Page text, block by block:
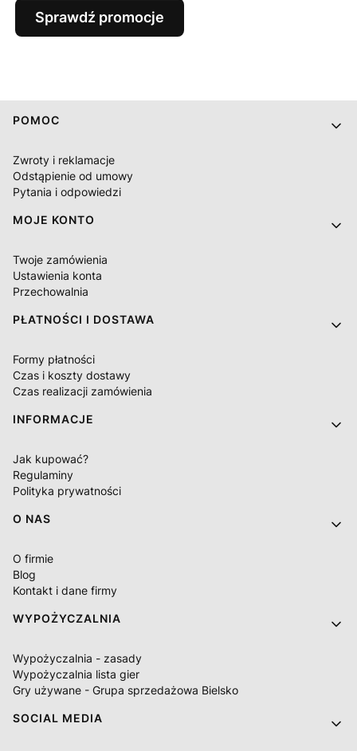
Sprawdź promocje
Linki w stopce
POMOC
Zwroty i reklamacje
Odstąpienie od umowy
Pytania i odpowiedzi
MOJE KONTO
Twoje zamówienia
Ustawienia konta
Przechowalnia
PŁATNOŚCI I DOSTAWA
Formy płatności
Czas i koszty dostawy
Czas realizacji zamówienia
INFORMACJE
Jak kupować?
Regulaminy
Polityka prywatności
O NAS
O firmie
Blog
Kontakt i dane firmy
WYPOŻYCZALNIA
Wypożyczalnia - zasady
Wypożyczalnia lista gier
Gry używane - Grupa sprzedażowa Bielsko
SOCIAL MEDIA